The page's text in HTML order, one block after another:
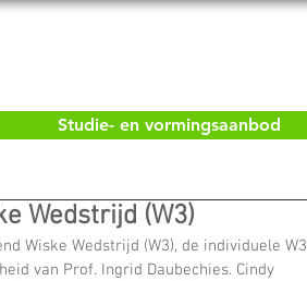
Studie- en vormingsaanbod
Wedstrijd (W3)
Wiske Wedstrijd (W3), de individuele W3
van Prof. Ingrid Daubechies. Cindy